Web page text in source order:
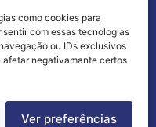
como cookies para
com essas tecnologias
ou IDs exclusivos
afetar negativamante certos
Ver preferências
para o seu